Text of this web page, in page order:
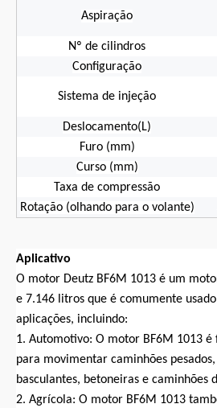
Aspiração
Nº de cilindros
Configuração
Sistema de injeção
Deslocamento(L)
Furo (mm)
Curso (mm)
Taxa de compressão
Rotação (olhando para o volante)
Aplicativo
O motor Deutz BF6M 1013 é um
e 7.146 litros que é comumente
aplicações, incluindo:
1. Automotivo: O motor BF6M 1013
para movimentar caminhões
basculantes, betoneiras e caminhões
2. Agrícola: O motor BF6M 1013